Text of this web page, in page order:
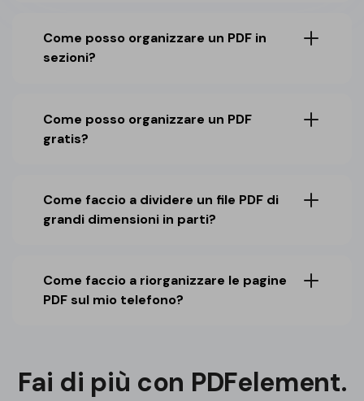
Come posso organizzare un PDF in
sezioni?
Come posso organizzare un PDF
gratis?
Come faccio a dividere un file PDF di
grandi dimensioni in parti?
Come faccio a riorganizzare le pagine
PDF sul mio telefono?
Fai di più con PDFelement.